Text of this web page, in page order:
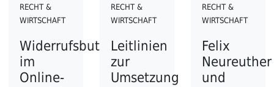
RECHT &
WIRTSCHAFT
Widerrufsbutton
im
Online-
RECHT &
WIRTSCHAFT
Leitlinien
zur
Umsetzung
RECHT &
WIRTSCHAFT
Felix
Neureuther
und